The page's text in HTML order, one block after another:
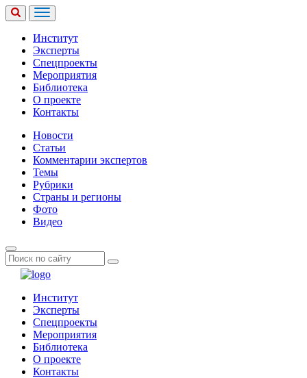
Институт
Эксперты
Спецпроекты
Мероприятия
Библиотека
О проекте
Контакты
Новости
Статьи
Комментарии экспертов
Темы
Рубрики
Страны и регионы
Фото
Видео
Институт
Эксперты
Спецпроекты
Мероприятия
Библиотека
О проекте
Контакты